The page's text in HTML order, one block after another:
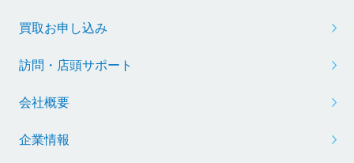
買取お申し込み
訪問・店頭サポート
会社概要
企業情報